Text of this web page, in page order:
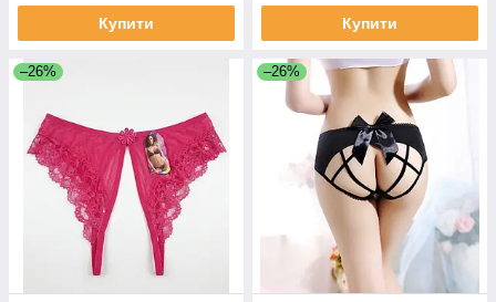
Купити Купити
–26% –26%